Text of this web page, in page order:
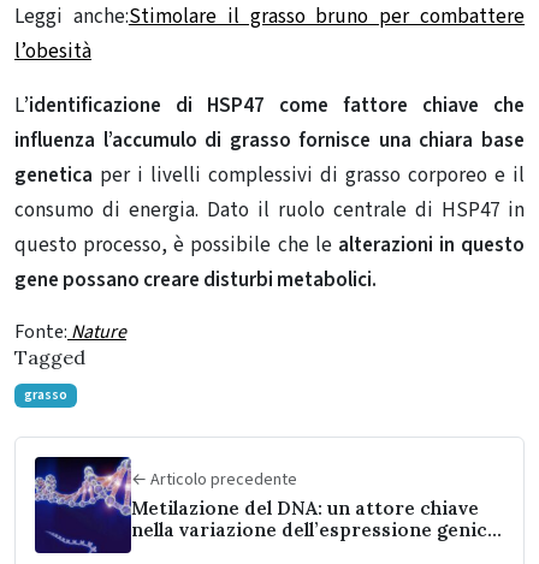
Leggi anche:Stimolare il grasso bruno per combattere
l’obesità
L’identificazione di HSP47 come fattore chiave che
influenza l’accumulo di grasso fornisce una chiara base
genetica per i livelli complessivi di grasso corporeo e il
consumo di energia. Dato il ruolo centrale di HSP47 in
questo processo, è possibile che le alterazioni in questo
gene possano creare disturbi metabolici.
Fonte: Nature
Tagged
grasso
← Articolo precedente
Metilazione del DNA: un attore chiave
nella variazione dell’espressione genica